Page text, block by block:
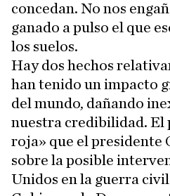
concedan. No nos
ganado a pulso el que
los suelos.
Hay dos hechos
han tenido un impacto
del mundo, dañando
nuestra credibilidad. El
roja» que el presidente
sobre la posible
Unidos en la guerra civil